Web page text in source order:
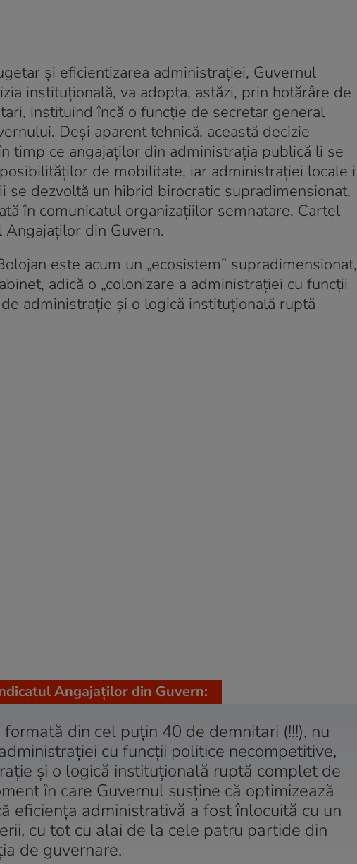
și eficientizarea administrației, Guvernul
instituțională, va adopta, astăzi, prin hotărâre de
instituind încă o funcție de secretar general
Deși aparent tehnică, această decizie
timp ce angajaților din administrația publică li se
de mobilitate, iar administrației locale i
dezvoltă un hibrid birocratic supradimensionat,
în comunicatul organizațiilor semnatare, Cartel
din Guvern.
este acum un „ecosistem” supradimensionat,
adică o „colonizare a administrației cu funcții
administrație și o logică instituțională ruptă
din cel puțin 40 de demnitari (!!!), nu
cu funcții politice necompetitive,
și o logică instituțională ruptă complet de
în care Guvernul susține că optimizează
eficiența administrativă a fost înlocuită cu un
cu tot cu alai de la cele patru partide din
de guvernare.
Angajaților din Guvern: